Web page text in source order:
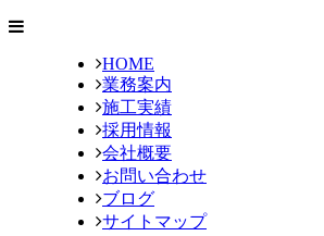
HOME
業務案内
施工実績
採用情報
会社概要
お問い合わせ
ブログ
サイトマップ